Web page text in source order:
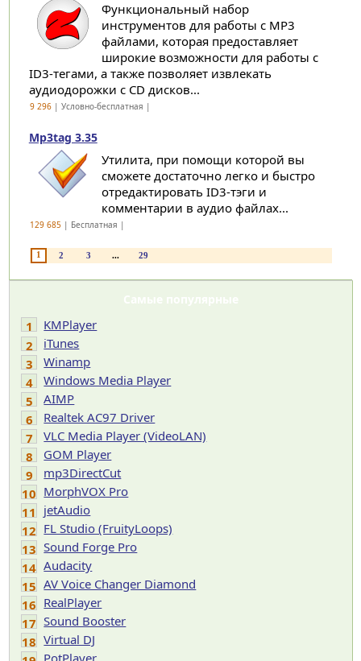
Функциональный набор
инструментов для работы с MP3
файлами, которая предоставляет
широкие возможности для работы с
ID3-тегами, а также позволяет извлекать
аудиодорожки с CD дисков...
9 296| Условно-бесплатная |
Mp3tag 3.35
Утилита, при помощи которой вы
сможете достаточно легко и быстро
отредактировать ID3-тэги и
комментарии в аудио файлах...
129 685| Бесплатная |
1 2 3 ... 29
Самые популярные
1
KMPlayer
2
iTunes
3
Winamp
4
Windows Media Player
5
AIMP
6
Realtek AC97 Driver
7
VLC Media Player (VideoLAN)
8
GOM Player
9
mp3DirectCut
10 MorphVOX Pro
11 jetAudio
12 FL Studio (FruityLoops)
13 Sound Forge Pro
14 Audacity
15 AV Voice Changer Diamond
16 RealPlayer
17 Sound Booster
18 Virtual DJ
PotPlayer